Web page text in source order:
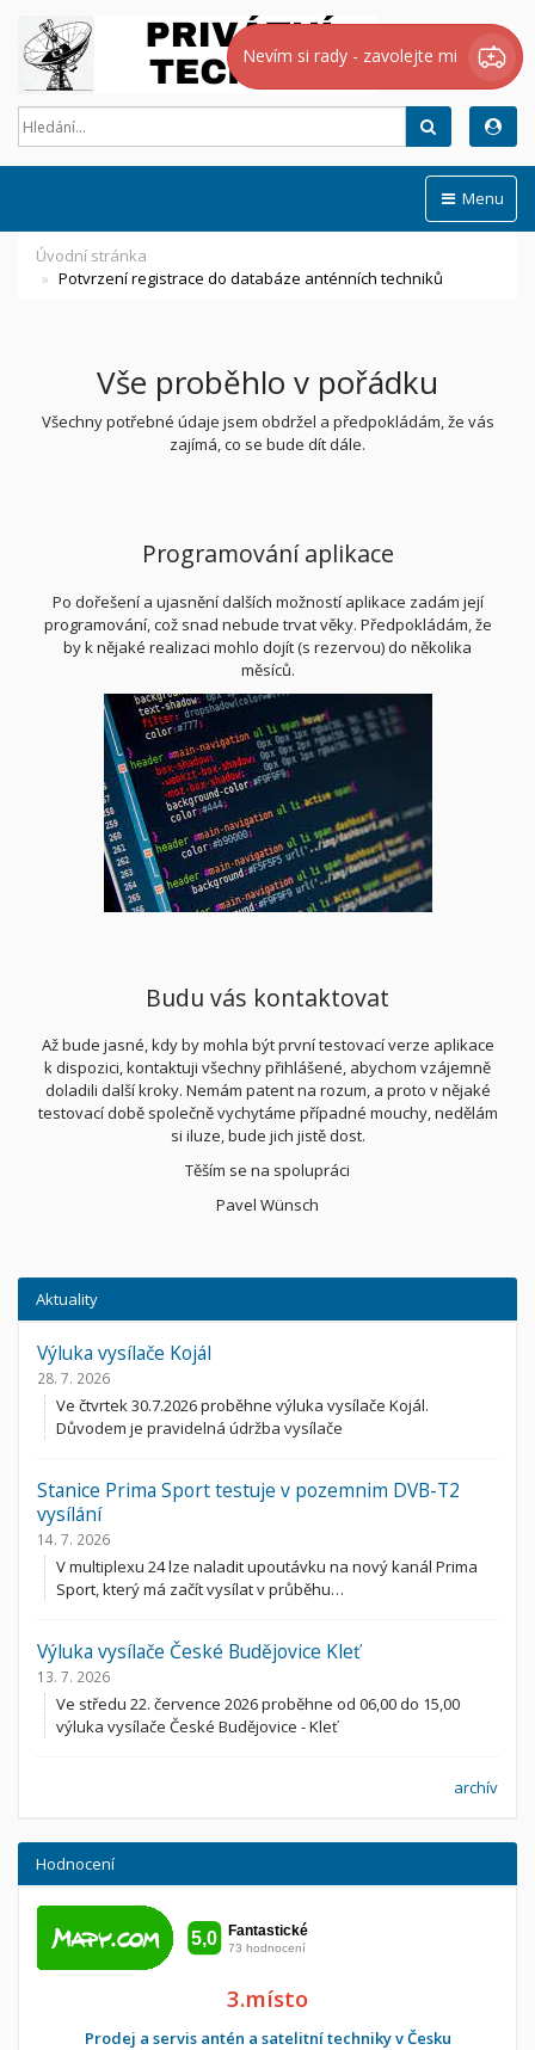
Nevím si rady - zavolejte mi
Menu
Úvodní stránka
Potvrzení registrace do databáze anténních techniků
Vše proběhlo v pořádku
Všechny potřebné údaje jsem obdržel a předpokládám, že vás
zajímá, co se bude dít dále.
Programování aplikace
Po dořešení a ujasnění dalších možností aplikace zadám její
programování, což snad nebude trvat věky. Předpokládám, že
by k nějaké realizaci mohlo dojít (s rezervou) do několika
měsíců.
Budu vás kontaktovat
Až bude jasné, kdy by mohla být první testovací verze aplikace
k dispozici, kontaktuji všechny přihlášené, abychom vzájemně
doladili další kroky. Nemám patent na rozum, a proto v nějaké
testovací době společně vychytáme případné mouchy, nedělám
si iluze, bude jich jistě dost.
Těším se na spolupráci
Pavel Wünsch
Aktuality
Výluka vysílače Kojál
28. 7. 2026
Ve čtvrtek 30.7.2026 proběhne výluka vysílače Kojál.
Důvodem je pravidelná údržba vysílače
Stanice Prima Sport testuje v pozemnim DVB-T2
vysílání
14. 7. 2026
V multiplexu 24 lze naladit upoutávku na nový kanál Prima
Sport, který má začít vysílat v průběhu…
Výluka vysílače České Budějovice Kleť
13. 7. 2026
Ve středu 22. července 2026 proběhne od 06,00 do 15,00
výluka vysílače České Budějovice - Kleť
archív
Hodnocení
3.místo
Prodej a servis antén a satelitní techniky v Česku